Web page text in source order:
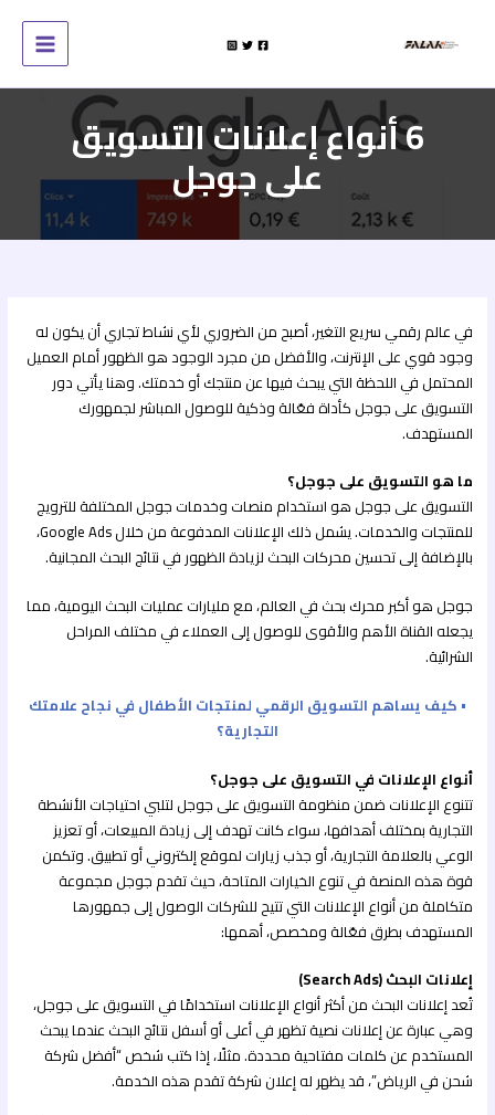
6 أنواع إعلانات التسويق
على جوجل
في عالم رقمي سريع التغير، أصبح من الضروري لأي نشاط تجاري أن يكون له
وجود قوي على الإنترنت، والأفضل من مجرد الوجود هو الظهور أمام العميل
المحتمل في اللحظة التي يبحث فيها عن منتجك أو خدمتك. وهنا يأتي دور
التسويق على جوجل كأداة فعّالة وذكية للوصول المباشر لجمهورك
المستهدف.
ما هو التسويق على جوجل؟
التسويق على جوجل هو استخدام منصات وخدمات جوجل المختلفة للترويج
للمنتجات والخدمات. يشمل ذلك الإعلانات المدفوعة من خلال Google Ads،
بالإضافة إلى تحسين محركات البحث لزيادة الظهور في نتائج البحث المجانية.
جوجل هو أكبر محرك بحث في العالم، مع مليارات عمليات البحث اليومية، مما
يجعله القناة الأهم والأقوى للوصول إلى العملاء في مختلف المراحل
الشرائية.
• كيف يساهم التسويق الرقمي لمنتجات الأطفال في نجاح علامتك
التجارية؟
أنواع الإعلانات في التسويق على جوجل؟
تتنوع الإعلانات ضمن منظومة التسويق على جوجل لتلبي احتياجات الأنشطة
التجارية بمختلف أهدافها، سواء كانت تهدف إلى زيادة المبيعات، أو تعزيز
الوعي بالعلامة التجارية، أو جذب زيارات لموقع إلكتروني أو تطبيق. وتكمن
قوة هذه المنصة في تنوع الخيارات المتاحة، حيث تقدم جوجل مجموعة
متكاملة من أنواع الإعلانات التي تتيح للشركات الوصول إلى جمهورها
المستهدف بطرق فعّالة ومخصص، أهمها:
إعلانات البحث (Search Ads)
تُعد إعلانات البحث من أكثر أنواع الإعلانات استخدامًا في التسويق على جوجل،
وهي عبارة عن إعلانات نصية تظهر في أعلى أو أسفل نتائج البحث عندما يبحث
المستخدم عن كلمات مفتاحية محددة. مثلًا، إذا كتب شخص “أفضل شركة
شحن في الرياض”، قد يظهر له إعلان شركة تقدم هذه الخدمة.